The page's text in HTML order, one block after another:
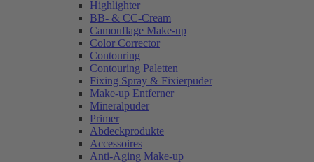
Highlighter
BB- & CC-Cream
Camouflage Make-up
Color Corrector
Contouring
Contouring Paletten
Fixing Spray & Fixierpuder
Make-up Entferner
Mineralpuder
Primer
Abdeckprodukte
Accessoires
Anti-Aging Make-up